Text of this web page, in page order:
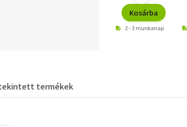
Kosárba
2 - 3 munkanap
termékek